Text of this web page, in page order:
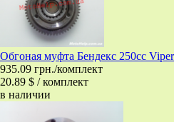
Обгоная муфта Бендекс 250cc
935.09 грн./комплект
20.89 $ / комплект
в наличии